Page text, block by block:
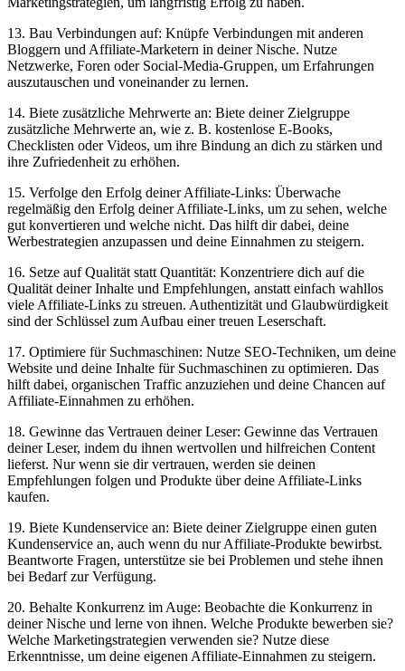
13. Bau Verbindungen auf: Knüpfe⁣ Verbindungen mit anderen
Bloggern und Affiliate-Marketern in deiner Nische. ⁤Nutze
Netzwerke,‌ Foren oder Social-Media-Gruppen, um Erfahrungen
auszutauschen und voneinander zu lernen.
14. Biete zusätzliche Mehrwerte an: Biete deiner Zielgruppe⁤
zusätzliche Mehrwerte an, wie z. B. kostenlose E-Books,
Checklisten ‌oder Videos, um ihre Bindung⁣ an dich zu stärken und
ihre Zufriedenheit zu⁢ erhöhen.
15.​ Verfolge den Erfolg deiner Affiliate-Links: Überwache
regelmäßig den Erfolg deiner Affiliate-Links,⁣ um zu sehen, welche
gut konvertieren und welche nicht. Das hilft⁣ dir dabei, deine
Werbestrategien anzupassen und deine Einnahmen zu steigern.
16. Setze auf Qualität ⁣statt Quantität: Konzentriere dich ‌auf die
Qualität deiner Inhalte und Empfehlungen, anstatt einfach wahllos
viele Affiliate-Links zu streuen. Authentizität und Glaubwürdigkeit
sind der Schlüssel zum Aufbau einer treuen Leserschaft.
17. Optimiere für ⁢Suchmaschinen: Nutze ‍SEO-Techniken, um deine‌
Website und ​deine Inhalte für Suchmaschinen zu optimieren. Das
hilft dabei, organischen Traffic anzuziehen und deine Chancen auf
Affiliate-Einnahmen zu erhöhen.
18. Gewinne das Vertrauen deiner ‍Leser: Gewinne das Vertrauen
deiner Leser, indem du ihnen⁢ wertvollen und hilfreichen Content
lieferst.⁣ Nur ‍wenn sie dir vertrauen, werden sie deinen
Empfehlungen folgen und⁢ Produkte über deine Affiliate-Links
kaufen.
19.⁣ Biete Kundenservice an: Biete ‌deiner Zielgruppe einen guten
Kundenservice an, auch wenn du ⁣nur Affiliate-Produkte bewirbst.
Beantworte Fragen, unterstütze sie bei Problemen und stehe ihnen
bei Bedarf zur Verfügung.
20. Behalte Konkurrenz ‌im Auge: Beobachte die Konkurrenz in
deiner Nische und lerne ​von ihnen. Welche Produkte bewerben sie?
Welche Marketingstrategien ‍verwenden sie? Nutze diese‍
Erkenntnisse, um deine eigenen Affiliate-Einnahmen zu steigern.